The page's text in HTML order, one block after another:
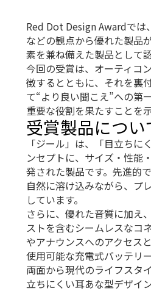
Red Dot Design Awardでは
などの観点から優れた製品
素を兼ね備えた製品として
今回の受賞は、オーティコ
徴するとともに、それを裏
て“より良い聞こえ”への第
重要な役割を果たすことを
受賞製品につい
「ジール」は、「目立ち
ンセプトに、サイズ・性能
発された製品です。先進的
自然に溶け込みながら、プ
しています。
さらに、優れた音質に加え
ストを含むシームレスなコ
やアナウンスへのアクセス
使用可能な充電式バッテリ
両面から現代のライフスタ
立ちにくい耳あな型デザイ